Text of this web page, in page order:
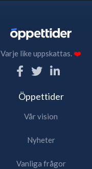
Varje like uppskattas.❤️
Öppettider
Vår vision
Nyheter
Vanliga frågor